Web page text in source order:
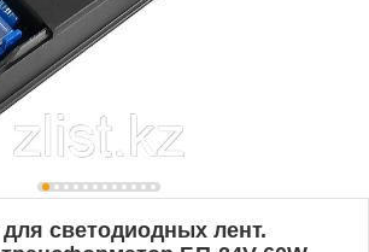
светодиодных лент.